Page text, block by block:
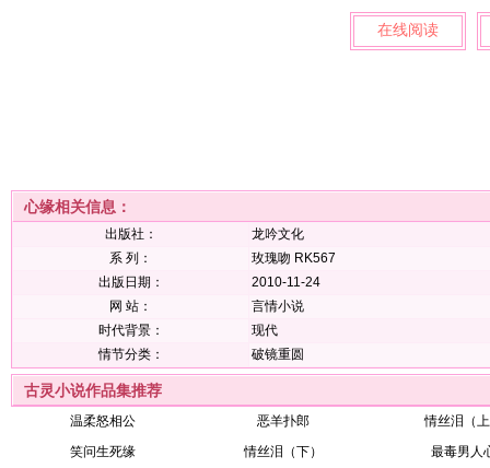
在线阅读
心缘相关信息：
出版社：
龙吟文化
系 列：
玫瑰吻 RK567
出版日期：
2010-11-24
网 站：
言情小说
时代背景：
现代
情节分类：
破镜重圆
古灵小说作品集推荐
温柔怒相公 恶羊扑郎
情丝泪（
笑问生死缘
情丝泪（下）
最毒男人